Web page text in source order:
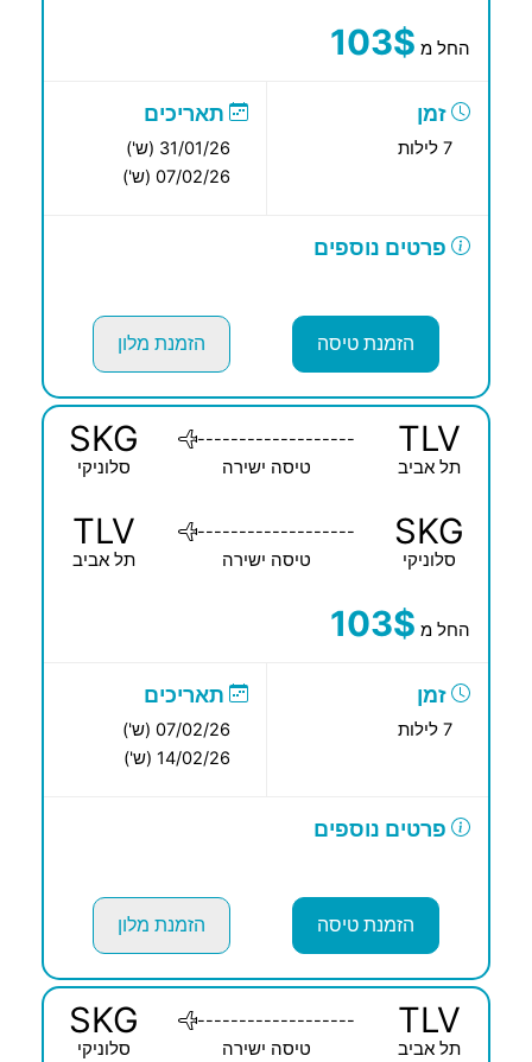
החל מ 103$
זמן תאריכים
31/01/26 (ש')
07/02/26 (ש')
פרטים נוספים
הזמנת טיסה הזמנת מלון
TLV
תל אביב
-------------------
טיסה ישירה
SKG
סלוניקי
SKG
סלוניקי
-------------------
טיסה ישירה
TLV
תל אביב
החל מ 103$
זמן תאריכים
07/02/26 (ש')
14/02/26 (ש')
פרטים נוספים
הזמנת טיסה הזמנת מלון
TLV
תל אביב
-------------------
טיסה ישירה
SKG
סלוניקי